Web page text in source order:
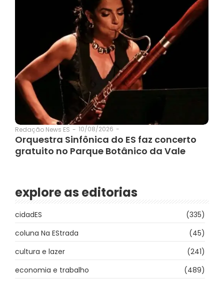
Redação News ES - 10/08/2026 -
Orquestra Sinfônica do ES faz concerto
gratuito no Parque Botânico da Vale
explore as editorias
cidadES
(335)
coluna Na EStrada
(45)
cultura e lazer
(241)
economia e trabalho
(489)